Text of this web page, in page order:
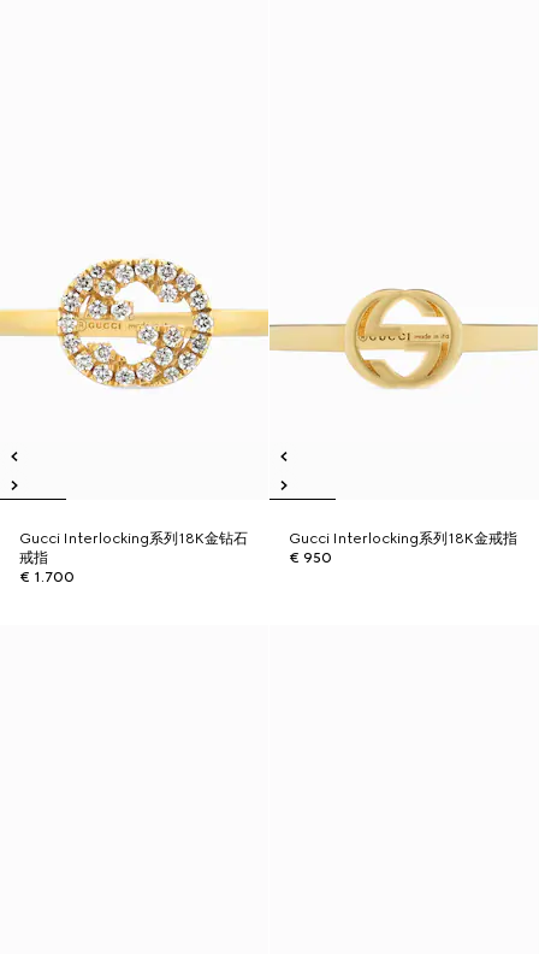
Gucci Interlocking系列18K金钻石
戒指
€ 1.700
Gucci Interlocking系列18K金戒指
€ 950